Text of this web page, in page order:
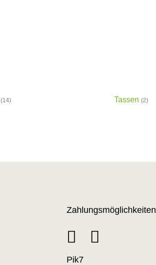
(14) Tassen (2)
Zahlungsmöglichkeiten
Pik7